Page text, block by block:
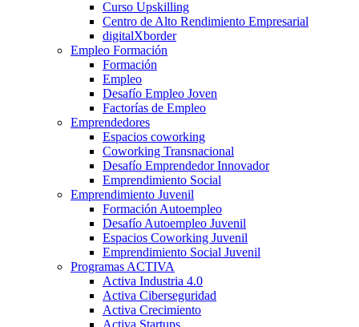
Curso Upskilling
Centro de Alto Rendimiento Empresarial
digitalXborder
Empleo Formación
Formación
Empleo
Desafío Empleo Joven
Factorías de Empleo
Emprendedores
Espacios coworking
Coworking Transnacional
Desafío Emprendedor Innovador
Emprendimiento Social
Emprendimiento Juvenil
Formación Autoempleo
Desafío Autoempleo Juvenil
Espacios Coworking Juvenil
Emprendimiento Social Juvenil
Programas ACTIVA
Activa Industria 4.0
Activa Ciberseguridad
Activa Crecimiento
Activa Startups